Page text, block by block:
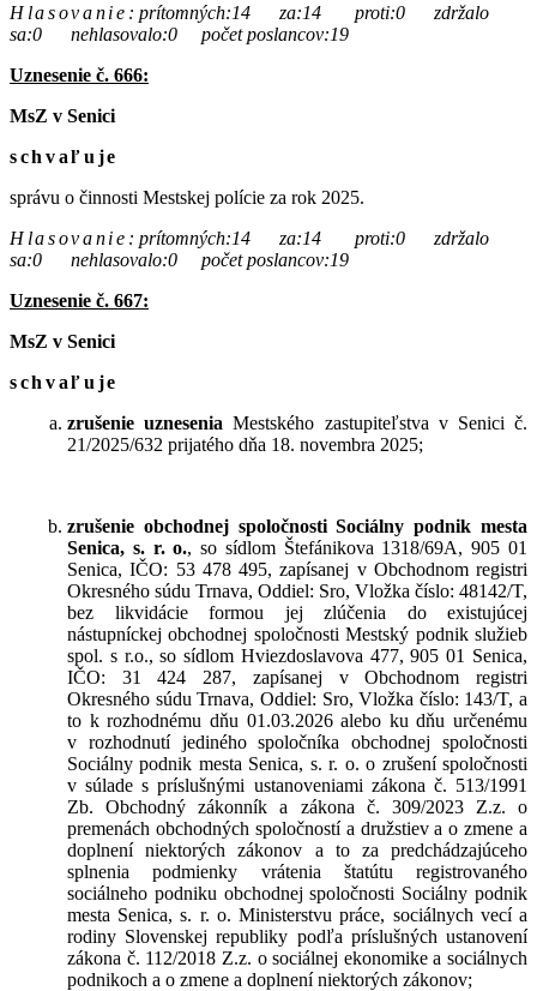
Hlasovanie : prítomných:14 za:14 proti:0 zdržalo
sa:0 nehlasovalo:0 počet poslancov:19
Uznesenie č. 666:
MsZ v Senici
schvaľuje
správu o činnosti Mestskej polície za rok 2025.
Hlasovanie : prítomných:14 za:14 proti:0 zdržalo
sa:0 nehlasovalo:0 počet poslancov:19
Uznesenie č. 667:
MsZ v Senici
schvaľuje
zrušenie uznesenia Mestského zastupiteľstva v Senici č.
21/2025/632 prijatého dňa 18. novembra 2025;
zrušenie obchodnej spoločnosti Sociálny podnik mesta
Senica, s. r. o., so sídlom Štefánikova 1318/69A, 905 01
Senica, IČO: 53 478 495, zapísanej v Obchodnom registri
Okresného súdu Trnava, Oddiel: Sro, Vložka číslo: 48142/T,
bez likvidácie formou jej zlúčenia do existujúcej
nástupníckej obchodnej spoločnosti Mestský podnik služieb
spol. s r.o., so sídlom Hviezdoslavova 477, 905 01 Senica,
IČO: 31 424 287, zapísanej v Obchodnom registri
Okresného súdu Trnava, Oddiel: Sro, Vložka číslo: 143/T, a
to k rozhodnému dňu 01.03.2026 alebo ku dňu určenému
v rozhodnutí jediného spoločníka obchodnej spoločnosti
Sociálny podnik mesta Senica, s. r. o. o zrušení spoločnosti
v súlade s príslušnými ustanoveniami zákona č. 513/1991
Zb. Obchodný zákonník a zákona č. 309/2023 Z.z. o
premenách obchodných spoločností a družstiev a o zmene a
doplnení niektorých zákonov a to za predchádzajúceho
splnenia podmienky vrátenia štatútu registrovaného
sociálneho podniku obchodnej spoločnosti Sociálny podnik
mesta Senica, s. r. o. Ministerstvu práce, sociálnych vecí a
rodiny Slovenskej republiky podľa príslušných ustanovení
zákona č. 112/2018 Z.z. o sociálnej ekonomike a sociálnych
podnikoch a o zmene a doplnení niektorých zákonov;